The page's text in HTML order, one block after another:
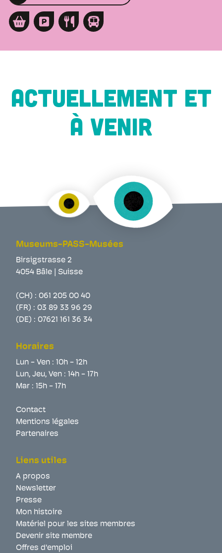
ACTUELLEMENT ET
À VENIR
Museums-PASS-Musées
Birsigstrasse 2
4054 Bâle | Suisse
(CH) : 061 205 00 40
(FR) : 03 89 33 96 29
(DE) : 07621 161 36 34
Horaires
Lun - Ven : 10h - 12h
Lun, Jeu, Ven : 14h - 17h
Mar : 15h - 17h
Contact
Mentions légales
Partenaires
Liens utiles
A propos
Newsletter
Presse
Mon histoire
Matériel pour les sites membres
Devenir site membre
Offres d'emploi